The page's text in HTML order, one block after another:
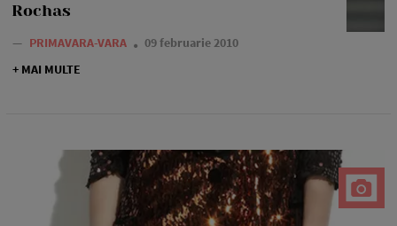
Rochas
— PRIMAVARA-VARA
09 februarie 2010
+ MAI MULTE